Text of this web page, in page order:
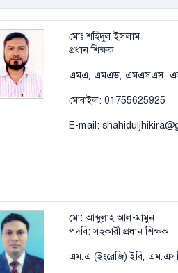
মোঃ শহিদুল ইসলাম
প্রধান শিক্ষক
এমএ, এমএড, এমএসএস,
মোবাইল: 01755625925
E-mail:
মো: আব্দুল্লাহ আল-মামুন
পদবি: সহকারী প্রধান শিক্ষক
এম.এ (ইংরেজি) ইবি,